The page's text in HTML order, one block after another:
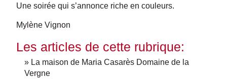
Une soirée qui s’annonce riche en couleurs.
Mylène Vignon
Les articles de cette rubrique:
» La maison de Maria Casarès Domaine de la
Vergne